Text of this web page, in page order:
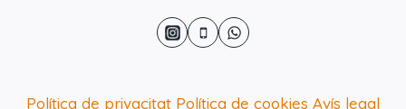
Política de privacitat Política de cookies Avís legal